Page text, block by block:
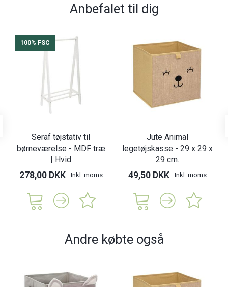
Anbefalet til dig
100% FSC
Seraf tøjstativ til
børneværelse - MDF træ
| Hvid
278,00 DKK Inkl. moms
Jute Animal
legetøjskasse - 29 x 29 x
29 cm.
49,50 DKK Inkl. moms
Andre købte også